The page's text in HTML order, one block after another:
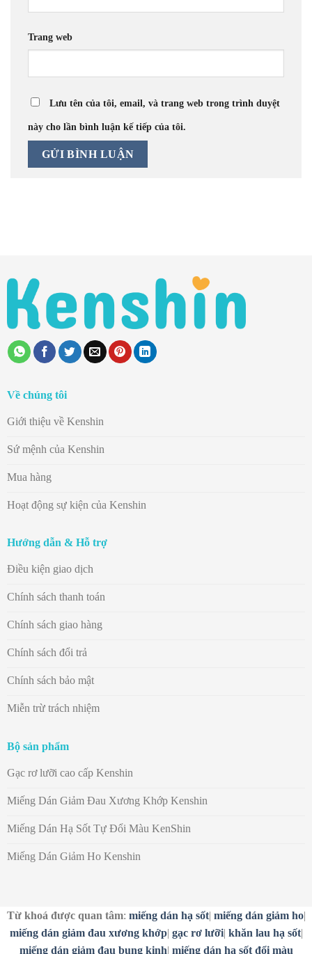
Trang web
Lưu tên của tôi, email, và trang web trong trình duyệt
này cho lần bình luận kế tiếp của tôi.
Về chúng tôi
Giới thiệu về Kenshin
Sứ mệnh của Kenshin
Mua hàng
Hoạt động sự kiện của Kenshin
Hướng dẫn & Hỗ trợ
Điều kiện giao dịch
Chính sách thanh toán
Chính sách giao hàng
Chính sách đổi trả
Chính sách bảo mật
Miễn trừ trách nhiệm
Bộ sản phẩm
Gạc rơ lưỡi cao cấp Kenshin
Miếng Dán Giảm Đau Xương Khớp Kenshin
Miếng Dán Hạ Sốt Tự Đổi Màu KenShin
Miếng Dán Giảm Ho Kenshin
Từ khoá được quan tâm: miếng dán hạ sốt| miếng dán giảm ho|
miếng dán giảm đau xương khớp| gạc rơ lưỡi| khăn lau hạ sốt|
miếng dán giảm đau bụng kinh| miếng dán hạ sốt đổi màu